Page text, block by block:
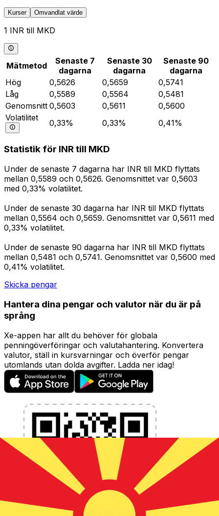
Kurser Omvandlat värde
1 INR till MKD
Mätmetod
Senaste 7
dagarna
Senaste 30
dagarna
Senaste 90
dagarna
Hög
0,5626 0,5659
0,5741
Låg
0,5589 0,5564
0,5481
Genomsnitt 0,5603 0,5611
0,5600
Volatilitet
0,33% 0,33% 0,41%
Statistik för INR till MKD
Under de senaste 7 dagarna har INR till MKD flyttats
mellan 0,5589 och 0,5626. Genomsnittet var 0,5603
med 0,33% volatilitet.
Under de senaste 30 dagarna har INR till MKD flyttats
mellan 0,5564 och 0,5659. Genomsnittet var 0,5611 med
0,33% volatilitet.
Under de senaste 90 dagarna har INR till MKD flyttats
mellan 0,5481 och 0,5741. Genomsnittet var 0,5600 med
0,41% volatilitet.
Skicka pengar
Hantera dina pengar och valutor när du är på
språng
Xe-appen har allt du behöver för globala
penningöverföringar och valutahantering. Konvertera
valutor, ställ in kursvarningar och överför pengar
utomlands utan dolda avgifter. Ladda ner idag!